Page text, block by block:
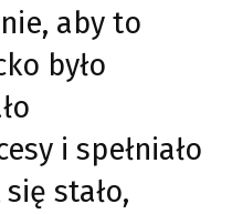
aby to
było
i spełniało
stało,